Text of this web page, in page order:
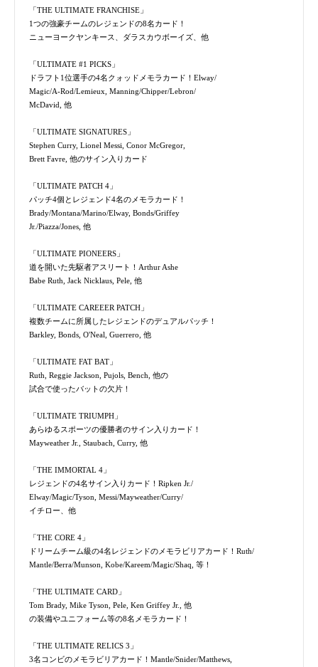
「THE ULTIMATE FRANCHISE」
1つの強豪チームのレジェンドの8名カード！
ニューヨークヤンキース、ダラスカウボーイズ、他
「ULTIMATE #1 PICKS」
ドラフト1位選手の4名クォッドメモラカード！Elway/
Magic/A-Rod/Lemieux, Manning/Chipper/Lebron/
McDavid, 他
「ULTIMATE SIGNATURES」
Stephen Curry, Lionel Messi, Conor McGregor,
Brett Favre, 他のサイン入りカード
「ULTIMATE PATCH 4」
パッチ4個とレジェンド4名のメモラカード！
Brady/Montana/Marino/Elway, Bonds/Griffey
Jr./Piazza/Jones, 他
「ULTIMATE PIONEERS」
道を開いた先駆者アスリート！Arthur Ashe
Babe Ruth, Jack Nicklaus, Pele, 他
「ULTIMATE CAREEER PATCH」
複数チームに所属したレジェンドのデュアルパッチ！
Barkley, Bonds, O'Neal, Guerrero, 他
「ULTIMATE FAT BAT」
Ruth, Reggie Jackson, Pujols, Bench, 他の
試合で使ったバットの欠片！
「ULTIMATE TRIUMPH」
あらゆるスポーツの優勝者のサイン入りカード！
Mayweather Jr., Staubach, Curry, 他
「THE IMMORTAL 4」
レジェンドの4名サイン入りカード！Ripken Jr./
Elway/Magic/Tyson, Messi/Mayweather/Curry/
イチロー、他
「THE CORE 4」
ドリームチーム級の4名レジェンドのメモラビリアカード！Ruth/
Mantle/Berra/Munson, Kobe/Kareem/Magic/Shaq, 等！
「THE ULTIMATE CARD」
Tom Brady, Mike Tyson, Pele, Ken Griffey Jr., 他
の装備やユニフォーム等の8名メモラカード！
「THE ULTIMATE RELICS 3」
3名コンビのメモラビリアカード！Mantle/Snider/Matthews,